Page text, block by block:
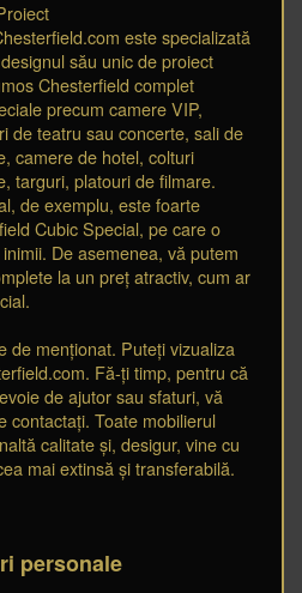
este specializată
său unic de proiect
Chesterfield complet
precum camere VIP,
de teatru sau concerte, sali de
camere de hotel, colturi
targuri, platouri de filmare.
de exemplu, este foarte
Cubic Special, pe care o
De asemenea, vă putem
la un preț atractiv, cum ar
de menționat. Puteți vizualiza
Fă-ți timp, pentru că
de ajutor sau sfaturi, vă
contactați. Toate mobilierul
calitate și, desigur, vine cu
mai extinsă și transferabilă.
personale